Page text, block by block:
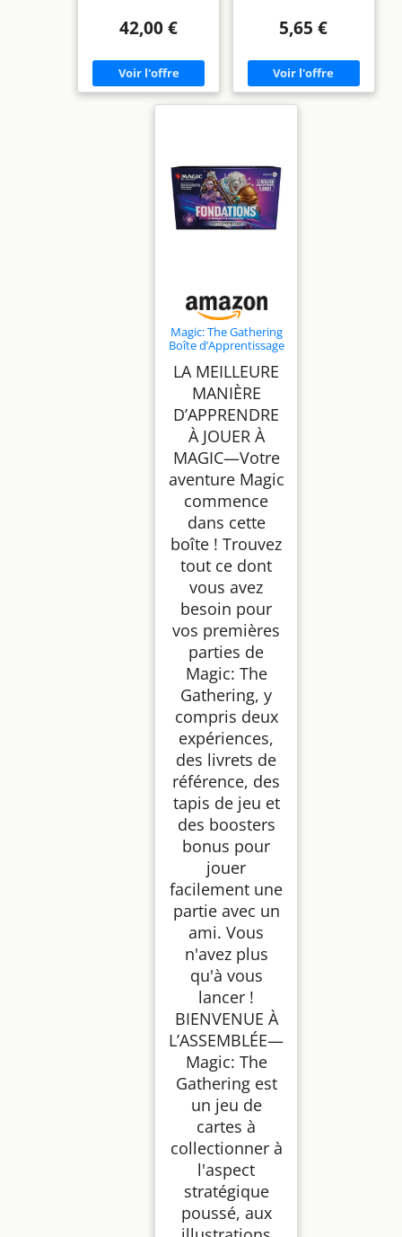
42,00 € 5,65 €
Magic: The Gathering
Boîte d’Apprentissage
(Version Française)
LA MEILLEURE
MANIÈRE
D’APPRENDRE
À JOUER À
MAGIC—Votre
aventure Magic
commence
dans cette
boîte ! Trouvez
tout ce dont
vous avez
besoin pour
vos premières
parties de
Magic: The
Gathering, y
compris deux
expériences,
des livrets de
référence, des
tapis de jeu et
des boosters
bonus pour
jouer
facilement une
partie avec un
ami. Vous
n'avez plus
qu'à vous
lancer !
BIENVENUE À
L’ASSEMBLÉE—
Magic: The
Gathering est
un jeu de
cartes à
collectionner à
l'aspect
stratégique
poussé, aux